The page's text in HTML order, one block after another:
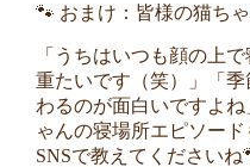
🐾 おまけ：皆様の猫ち
「うちはいつも顔の上
重たいです（笑）」「
わるのが面白いですよ
ゃんの寝場所エピソー
SNSで教えてくださいね